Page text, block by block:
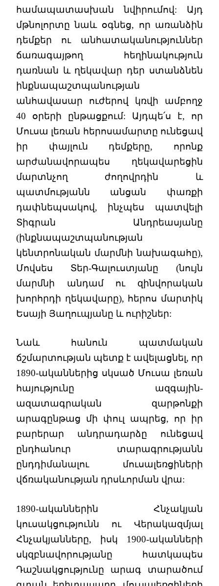
համապատասխան նվիրումով: Այդ
մթնոլորտը նաև օգնեց, որ առանձին
դեմքեր ու անհատականություններ
ճառագայթող հեղինակություն
դառնան և ղեկավար դեր ստանձնեն
ինքնապաշտպանության
անհավասար ուժերով կռվի ամբողջ
40 օրերի ընթացքում: Այդպե՛ս է, որ
Մուսա լեռան հերոսամարտը ունեցավ
իր փայլուն դեմքերը, որոնք
արժանավորապես ղեկավարեցին
մարտնչող ժողովրդին և
պատմությանն անցան փառքի
դափնեպսակով, ինչպես պատվելի
Տիգրան Անդրեասյանը
(ինքնապաշտպանության
կենտրոնական մարմնի նախագահը),
Մովսես Տեր-Գալուստյանը (նույն
մարմնի անդամ ու զինվորական
խորհրդի ղեկավարը), հերոս մարտիկ
Եսայի Յաղուպյանը և ուրիշներ:
Նաև հանուն պատմական
ճշմարտության պետք է ավելացնել, որ
1890-ականներից սկսած Մուսա լեռան
հայությունը ազգային-
ազատագրական զարթոնքի
արագընթաց մի փուլ ապրեց, որ իր
բարերար անդրադարձը ունեցավ
ընդհանուր տարագրությանն
ընդդիմանալու մուսալեռցիների
վճռականության դրսևորման վրա:
1890-ականներին Հնչակյան
կուսակցությունն ու Վերակազմյալ
Հնչակյանները, իսկ 1900-ականների
սկզբնավորությանը հատկապես
Դաշնակցությունը արագ տարածում